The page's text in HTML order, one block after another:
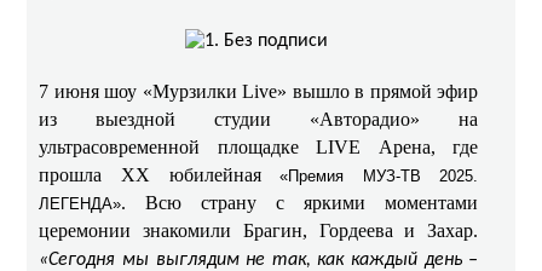
7 июня шоу «Мурзилки Live» вышло в прямой эфир
из выездной студии «Авторадио» на
ультрасовременной площадке LIVE Арена, где
прошла ХХ юбилейная«Премия МУЗ-ТВ 2025.
ЛЕГЕНДА». Всю страну с яркими моментами
церемонии знакомили Брагин, Гордеева и Захар.
«Сегодня мы выглядим не так, как каждый день –